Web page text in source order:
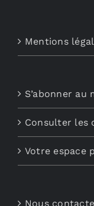
Mentions
S’abonner au
Consulter les
Votre espace
Nous